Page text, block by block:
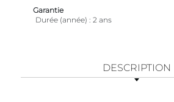
Garantie
Durée (année)
2 ans
DESCRIPTION